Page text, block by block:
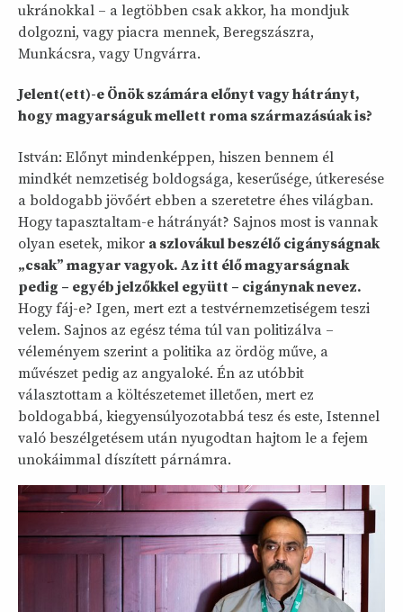
ukránokkal – a legtöbben csak akkor, ha mondjuk
dolgozni, vagy piacra mennek, Beregszászra,
Munkácsra, vagy Ungvárra.
Jelent(ett)-e Önök számára előnyt vagy hátrányt,
hogy magyarságuk mellett roma származásúak is?
István: Előnyt mindenképpen, hiszen bennem él
mindkét nemzetiség boldogsága, keserűsége, útkeresése
a boldogabb jövőért ebben a szeretetre éhes világban.
Hogy tapasztaltam-e hátrányát? Sajnos most is vannak
olyan esetek, mikor a szlovákul beszélő cigányságnak
„csak” magyar vagyok. Az itt élő magyarságnak
pedig – egyéb jelzőkkel együtt – cigánynak nevez.
Hogy fáj-e? Igen, mert ezt a testvérnemzetiségem teszi
velem. Sajnos az egész téma túl van politizálva –
véleményem szerint a politika az ördög műve, a
művészet pedig az angyaloké. Én az utóbbit
választottam a költészetemet illetően, mert ez
boldogabbá, kiegyensúlyozotabbá tesz és este, Istennel
való beszélgetésem után nyugodtan hajtom le a fejem
unokáimmal díszített párnámra.